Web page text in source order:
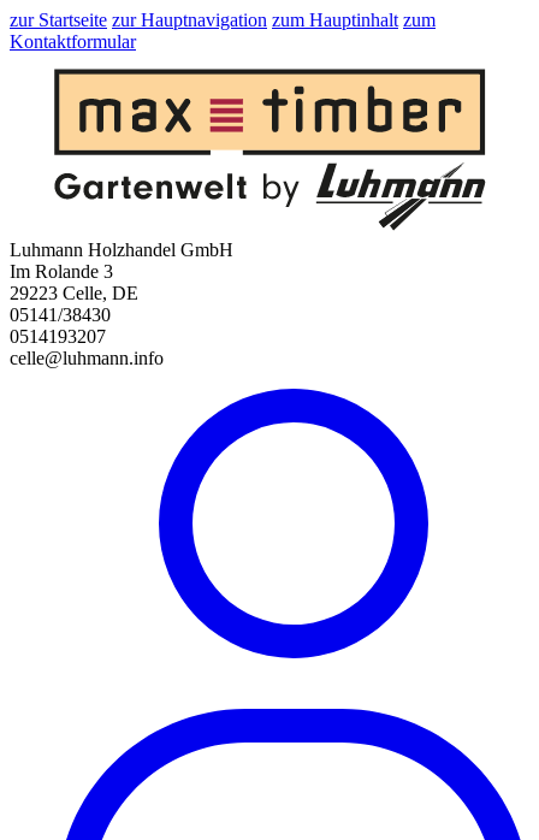
zur Startseite zur Hauptnavigation zum Hauptinhalt zum
Kontaktformular
Luhmann Holzhandel GmbH
Im Rolande 3
29223 Celle, DE
05141/38430
0514193207
celle@luhmann.info